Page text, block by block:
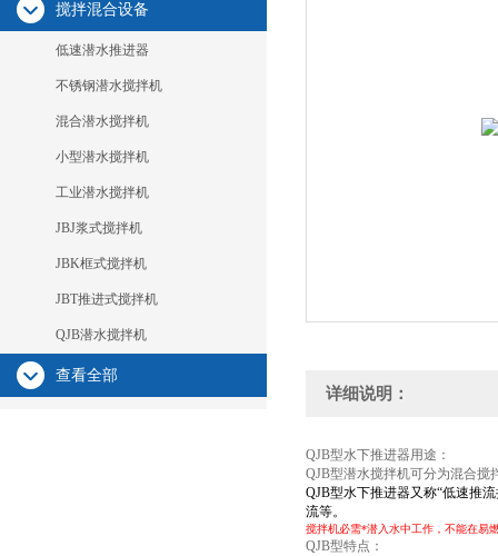
搅拌混合设备
低速潜水推进器
不锈钢潜水搅拌机
混合潜水搅拌机
小型潜水搅拌机
工业潜水搅拌机
JBJ浆式搅拌机
JBK框式搅拌机
JBT推进式搅拌机
QJB潜水搅拌机
查看全部
详细说明：
QJB型水下推进器用途：
QJB型潜水搅拌机可分为混合搅
QJB型水下推进器又称“低速推
流等。
搅拌机必需*潜入水中工作，不能在易
QJB型特点：